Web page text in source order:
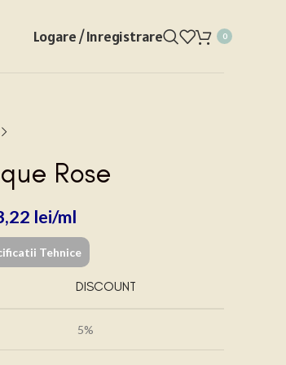
Logare / Inregistrare 0
Rose
lei
Tehnice
DISCOUNT
5%